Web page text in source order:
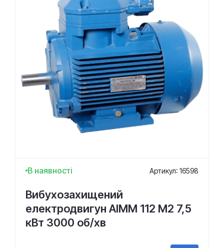
В наявності Артикул: 16598
Вибухозахищений
електродвигун АІММ 112 М2 7,5
кВт 3000 об/хв